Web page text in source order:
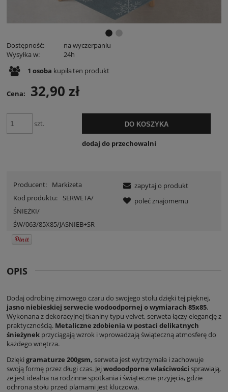
Dostępność:
na wyczerpaniu
Wysyłka w:
24h
1 osoba kupiłaten produkt
Cena: 32,90 zł
szt. DO KOSZYKA
dodaj do przechowalni
Producent:
Markizeta
Kod produktu:
SERWETA/
ŚNIEŻKI/
ŚW/063/85X85/JASNIEB+SR
zapytaj o produkt
poleć znajomemu
OPIS
Dodaj odrobinę zimowego czaru do swojego stołu dzięki tej pięknej,
jasno niebieskiej serwecie wodoodpornej o wymiarach 85x85.
Wykonana z dekoracyjnej tkaniny typu velvet, serweta łączy elegancję z
praktycznością. Metaliczne zdobienia w postaci delikatnych
śnieżynek przyciągają wzrok i wprowadzają świąteczną atmosferę do
każdego wnętrza.
Dzięki gramaturze 200gsm, serweta jest wytrzymała i zachowuje
swoją formę przez długi czas. Jej wodoodporne właściwości sprawiają,
że jest idealna na rodzinne spotkania i świąteczne przyjęcia, gdzie
ochrona stołu przed plamami jest kluczowa.